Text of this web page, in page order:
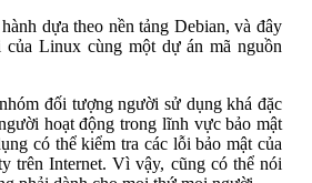
dựa theo nền tảng Debian, và đây
của Linux cùng một dự án mã nguồn
đối tượng người sử dụng khá đặc
hoạt động trong lĩnh vực bảo mật
có thể kiểm tra các lỗi bảo mật của
trên Internet. Vì vậy, cũng có thể nói